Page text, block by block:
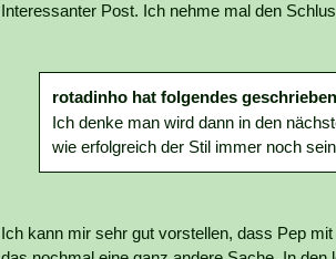
Interessanter Post. Ich nehme mal den
rotadinho hat folgendes
Ich denke man wird dann in den
wie erfolgreich der Stil immer noch
Ich kann mir sehr gut vorstellen, dass Pep